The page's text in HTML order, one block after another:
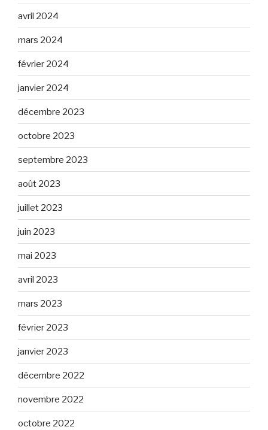
avril 2024
mars 2024
février 2024
janvier 2024
décembre 2023
octobre 2023
septembre 2023
août 2023
juillet 2023
juin 2023
mai 2023
avril 2023
mars 2023
février 2023
janvier 2023
décembre 2022
novembre 2022
octobre 2022